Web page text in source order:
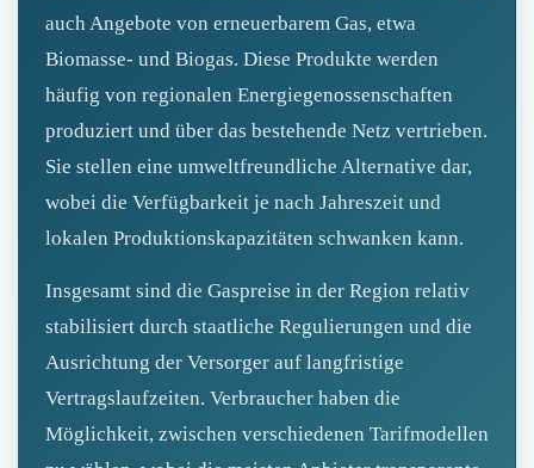
auch Angebote von erneuerbarem Gas, etwa
Biomasse- und Biogas. Diese Produkte werden
häufig von regionalen Energiegenossenschaften
produziert und über das bestehende Netz vertrieben.
Sie stellen eine umweltfreundliche Alternative dar,
wobei die Verfügbarkeit je nach Jahreszeit und
lokalen Produktionskapazitäten schwanken kann.
Insgesamt sind die Gaspreise in der Region relativ
stabilisiert durch staatliche Regulierungen und die
Ausrichtung der Versorger auf langfristige
Vertragslaufzeiten. Verbraucher haben die
Möglichkeit, zwischen verschiedenen Tarifmodellen